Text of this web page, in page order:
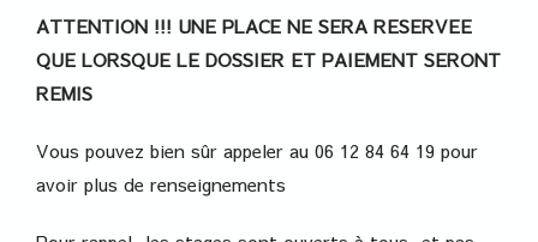
ATTENTION !!! UNE PLACE NE SERA RESERVEE
QUE LORSQUE LE DOSSIER ET PAIEMENT SERONT
REMIS
Vous pouvez bien sûr appeler au 06 12 84 64 19 pour
avoir plus de renseignements